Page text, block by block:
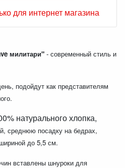
для интернет магазина
милитари" - современный стиль и
подойдут как представителям
натурального хлопка,
среднюю посадку на бедрах,
до 5,5 см.
вставлены шнуроки для